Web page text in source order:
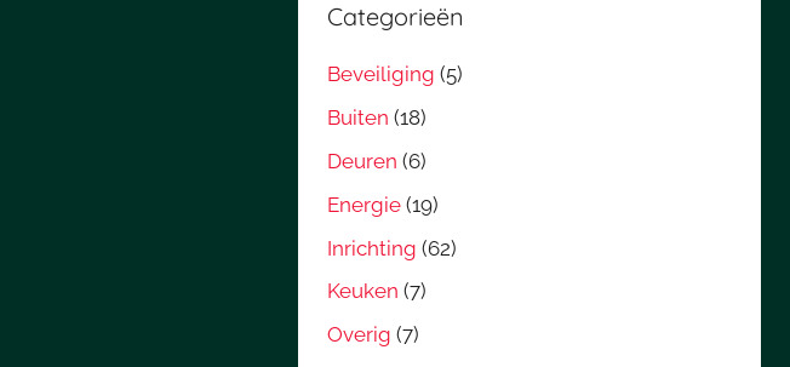
Categorieën
Beveiliging (5)
Buiten (18)
Deuren (6)
Energie (19)
Inrichting (62)
Keuken (7)
Overig (7)